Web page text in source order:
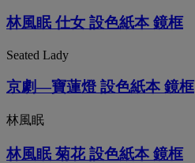
林風眠 仕女 設色紙本 鏡框
Seated Lady
京劇—寶蓮燈 設色紙本 鏡框
林風眠
林風眠 菊花 設色紙本 鏡框